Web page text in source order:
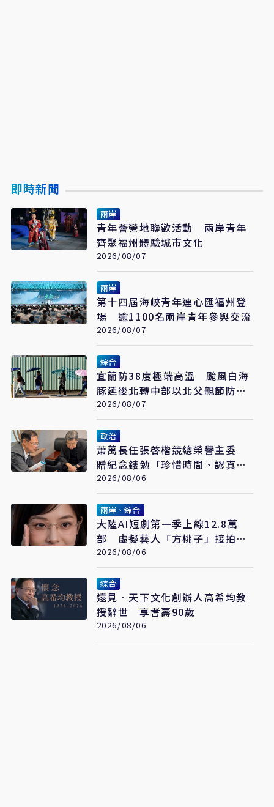
即時新聞
兩岸
青年薈營地聯歡活動 兩岸青年
齊聚福州體驗城市文化
2026/08/07
兩岸
第十四屆海峽青年連心匯福州登
場 逾1100名兩岸青年參與交流
2026/08/07
綜合
宜蘭防38度極端高溫 颱風白海
豚延後北轉中部以北父親節防豪
大雨
2026/08/07
政治
蕭萬長任張啓楷競總榮譽主委
贈紀念錶勉「珍惜時間、認真打
拚」
2026/08/06
兩岸、綜合
大陸AI短劇第一季上線12.8萬
部 虛擬藝人「方桃子」接拍美
瞳廣告
2026/08/06
綜合
遠見．天下文化創辦人高希均教
授辭世 享耆壽90歲
2026/08/06